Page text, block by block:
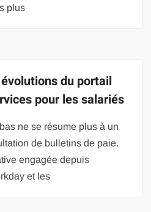
plus
du portail
pour les salariés
ne se résume plus à un
de bulletins de paie.
engagée depuis
et les